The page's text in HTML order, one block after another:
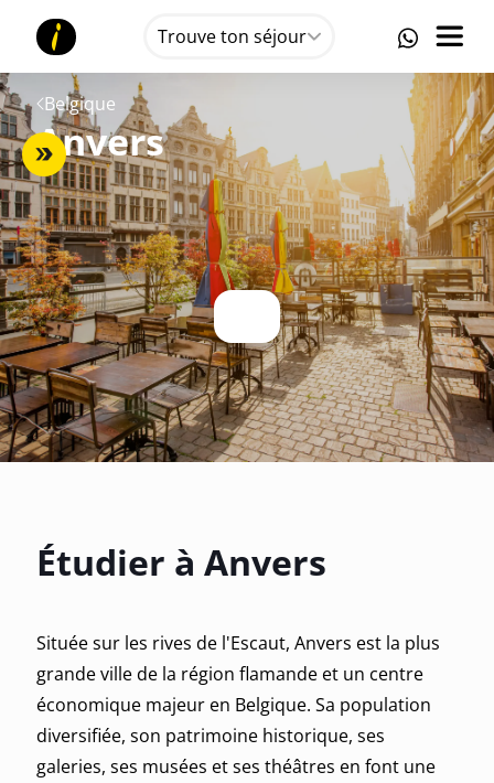
Trouve ton séjour
Belgique
Anvers
Étudier à Anvers
Située sur les rives de l'Escaut, Anvers est la plus
grande ville de la région flamande et un centre
économique majeur en Belgique. Sa population
diversifiée, son patrimoine historique, ses
galeries, ses musées et ses théâtres en font une